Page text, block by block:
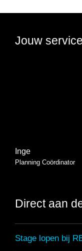
Jouw
Inge
Planning Coördinator
Direct aan
Stage lopen bij
Stage lopen bij